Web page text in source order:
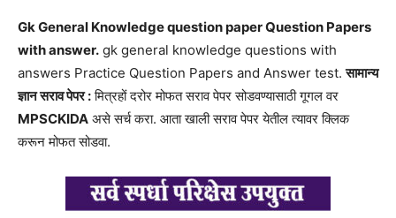
Gk General Knowledge question paper Question Papers
with answer. gk general knowledge questions with
answers Practice Question Papers and Answer test.सामान्य
ज्ञान सराव पेपर :मित्रहों दरोर मोफत सराव पेपर सोडवण्यासाठी गूगल वर
MPSCKIDA असे सर्च करा. आता खाली सराव पेपर येतील त्यावर क्लिक
करून मोफत सोडवा.